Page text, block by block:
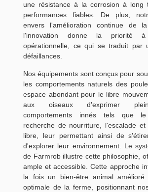
une résistance à la corrosion à long
performances fiables. De plus,
envers l'amélioration continue de
l'innovation donne la priorité
opérationnelle, ce qui se traduit par
défaillances.
Nos équipements sont conçus pour
les comportements naturels des
espace abondant pour le libre
aux oiseaux d'exprimer
comportements innés tels que
recherche de nourriture, l'escalade et
libre, leur permettant ainsi de
d'explorer leur environnement. Le
de Farmrob illustre cette philosophie,
ample et accessible. Cette approche
la fois un bien-être animal
optimale de la ferme, positionnant